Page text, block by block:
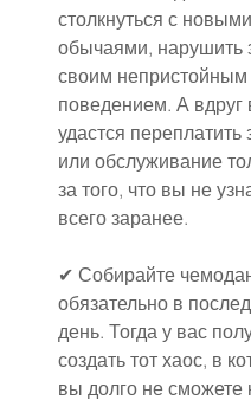
столкнуться с новыми
обычаями, нарушить
своим непристойным
поведением. А вдруг
удастся переплатить
или обслуживание
за того, что вы не
всего заранее.
✔ Собирайте
обязательно в
день. Тогда у вас
создать тот хаос, в
вы долго не сможете